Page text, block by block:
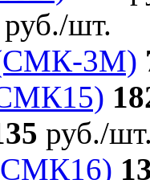
руб./шт.
3М)
руб./